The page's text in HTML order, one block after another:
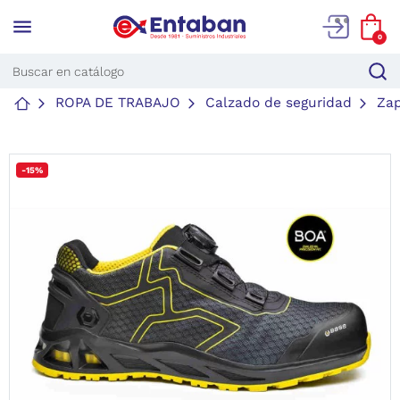
menu 0
ROPA DE TRABAJO Calzado de seguridad
-15%